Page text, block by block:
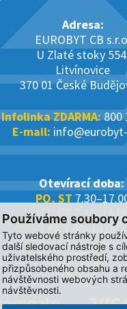
Používáme soubory
Tyto webové stránky
další sledovací nástroje s
uživatelského prostředí,
přizpůsobeného obsahu a
návštěvnosti webových
návštěvnosti.
Adresa:
EUROBYT CB
U Zlaté stoky 554
Litvínovice
370 01 České
Infolinka ZDARMA:800
E-mail:
Otevírací doba:
PO, ST
ÚT, ČT7.30–16.00
PÁ7.30–14.00